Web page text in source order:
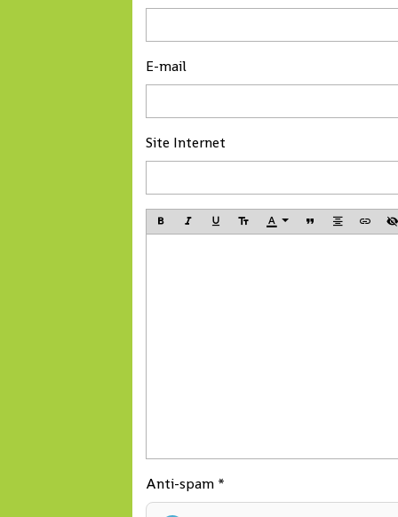
E-mail
Site Internet
Anti-spam